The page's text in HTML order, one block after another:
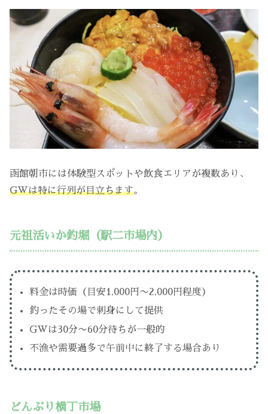
函館朝市には体験型スポットや飲食エリアが複数あり、
GWは特に行列が目立ちます。
元祖活いか釣堀（駅二市場内）
料金は時価（目安1,000円〜2,000円程度）
釣ったその場で刺身にして提供
GWは30分〜60分待ちが一般的
不漁や需要過多で午前中に終了する場合あり
どんぶり横丁市場